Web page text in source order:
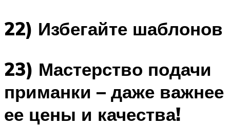
22) Избегайте шаблонов
23) Мастерство подачи
приманки – даже важнее
ее цены и качества!